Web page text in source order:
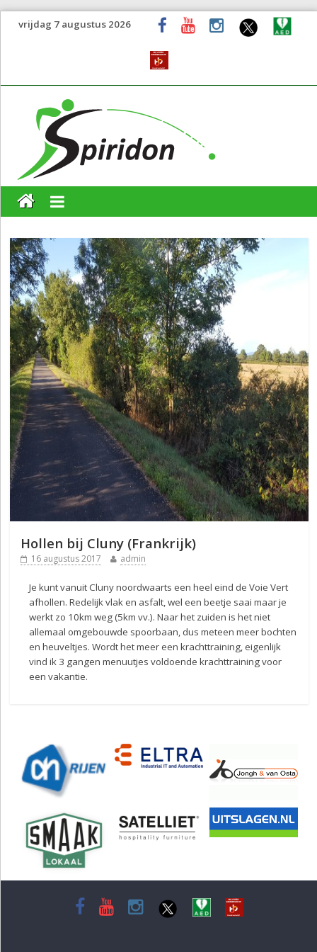
vrijdag 7 augustus 2026
Hollen bij Cluny (Frankrijk)
16 augustus 2017 admin
Je kunt vanuit Cluny noordwaarts een heel eind de Voie Vert
afhollen. Redelijk vlak en asfalt, wel een beetje saai maar je
werkt zo 10km weg (5km vv.). Naar het zuiden is het niet
allemaal omgebouwde spoorbaan, dus meteen meer bochten
en heuveltjes.Wordt het meer een krachttraining, eigenlijk
vind ik 3 gangen menuutjes voldoende krachttraining voor
een vakantie.